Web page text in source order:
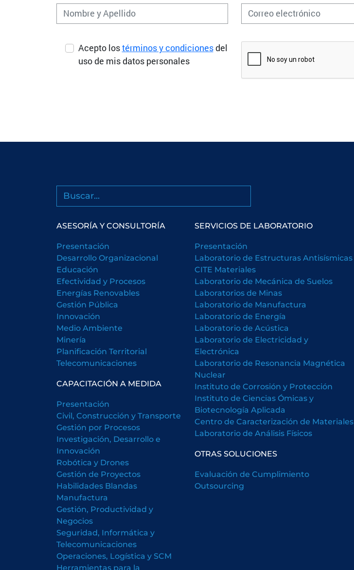
Acepto lostérminos y condicionesdel
uso de mis datos personales
Buscar
ASESORÍA Y CONSULTORÍA
Presentación
Desarrollo Organizacional
Educación
Efectividad y Procesos
Energías Renovables
Gestión Pública
Innovación
Medio Ambiente
Minería
Planificación Territorial
Telecomunicaciones
CAPACITACIÓN A MEDIDA
Presentación
Civil, Construcción y Transporte
Gestión por Procesos
Investigación, Desarrollo e
Innovación
Robótica y Drones
Gestión de Proyectos
Habilidades Blandas
Manufactura
Gestión, Productividad y
Negocios
Seguridad, Informática y
Telecomunicaciones
Operaciones, Logística y SCM
Herramientas para la
SERVICIOS DE LABORATORIO
Presentación
Laboratorio de Estructuras Antisísmicas
CITE Materiales
Laboratorio de Mecánica de Suelos
Laboratorios de Minas
Laboratorio de Manufactura
Laboratorio de Energía
Laboratorio de Acústica
Laboratorio de Electricidad y
Electrónica
Laboratorio de Resonancia Magnética
Nuclear
Instituto de Corrosión y Protección
Instituto de Ciencias Ómicas y
Biotecnología Aplicada
Centro de Caracterización de Materiales
Laboratorio de Análisis Físicos
OTRAS SOLUCIONES
Evaluación de Cumplimiento
Outsourcing